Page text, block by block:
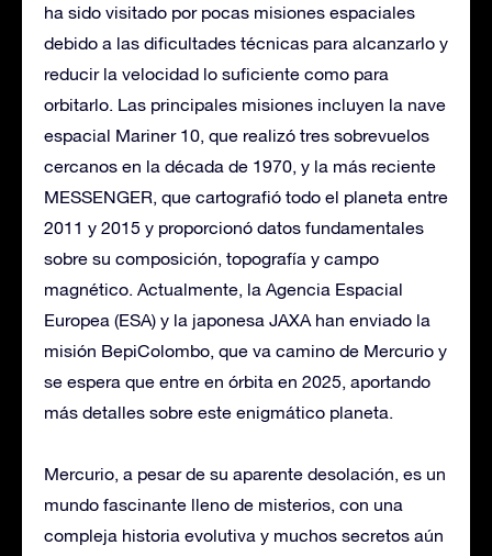
ha sido visitado por pocas misiones espaciales
debido a las dificultades técnicas para alcanzarlo y
reducir la velocidad lo suficiente como para
orbitarlo. Las principales misiones incluyen la nave
espacial Mariner 10, que realizó tres sobrevuelos
cercanos en la década de 1970, y la más reciente
MESSENGER, que cartografió todo el planeta entre
2011 y 2015 y proporcionó datos fundamentales
sobre su composición, topografía y campo
magnético. Actualmente, la Agencia Espacial
Europea (ESA) y la japonesa JAXA han enviado la
misión BepiColombo, que va camino de Mercurio y
se espera que entre en órbita en 2025, aportando
más detalles sobre este enigmático planeta.
Mercurio, a pesar de su aparente desolación, es un
mundo fascinante lleno de misterios, con una
compleja historia evolutiva y muchos secretos aún